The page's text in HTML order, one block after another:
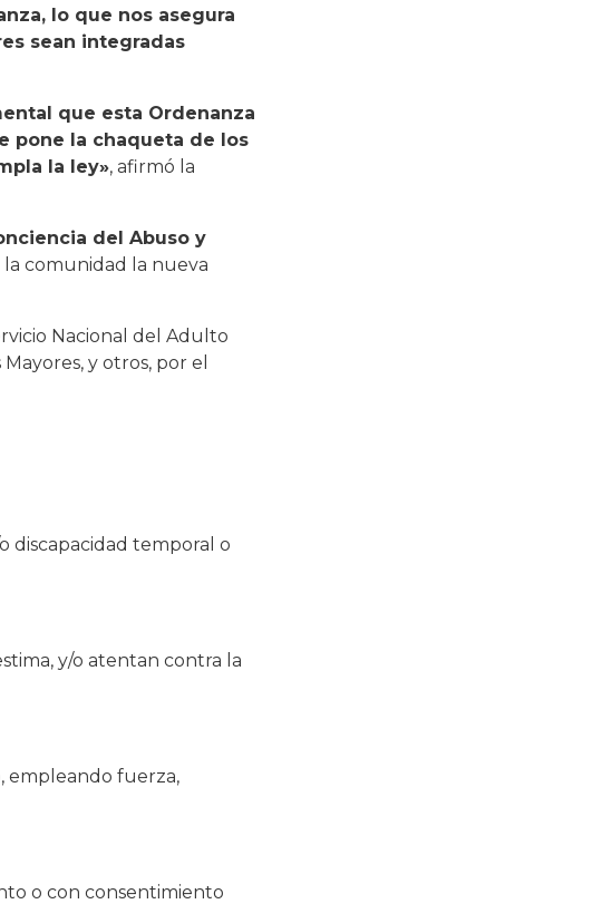
lo que nos asegura
sean integradas
que esta Ordenanza
pone la chaqueta de los
la ley», afirmó la
del Abuso y
comunidad la nueva
Nacional del Adulto
y otros, por el
discapacidad temporal o
y/o atentan contra la
empleando fuerza,
o con consentimiento